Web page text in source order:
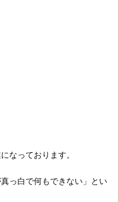
なっております。
っ白で何もできない」とい